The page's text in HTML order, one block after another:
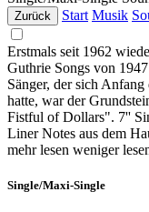
Zurück Start Musik
Erstmals seit 1962
Guthrie Songs von
Sänger, der sich
hatte, war der
Fistful of Dollars". 7''
Liner Notes aus dem
mehr lesen weniger
Single/Maxi-Single